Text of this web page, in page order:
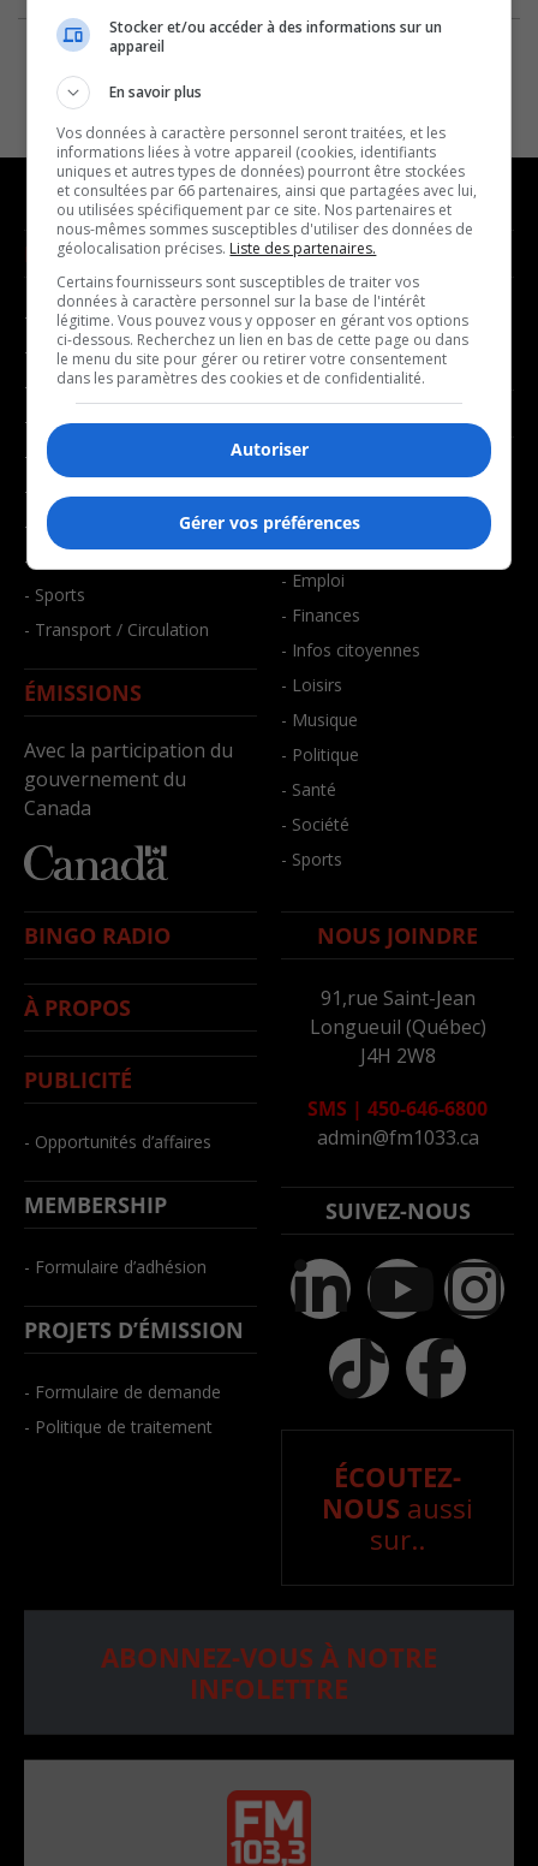
NOUVELLES
- Affaires municipales
- Communauté / Social
- Culture
- Économie
- Éducation
- Environnement
- Faits divers
- Santé et bien-être
- Sports
- Transport / Circulation
ÉMISSIONS
Avec la participation du
gouvernement du
Canada
MUSIQUE
- Décompte franco
- Joué récemment
BALADOS
- Affaires
- Art de vivre
- Bien-être
- Emploi
- Finances
- Infos citoyennes
- Loisirs
- Musique
- Politique
- Santé
- Société
- Sports
BINGO RADIO
À PROPOS
PUBLICITÉ
- Opportunités d’affaires
MEMBERSHIP
- Formulaire d’adhésion
PROJETS D’ÉMISSION
- Formulaire de demande
- Politique de traitement
NOUS JOINDRE
91,rue Saint-Jean
Longueuil (Québec)
J4H 2W8
SMS | 450-646-6800
admin@fm1033.ca
SUIVEZ-NOUS
ÉCOUTEZ-
NOUS aussi
sur..
ABONNEZ-VOUS À NOTRE
INFOLETTRE
Stocker et/ou accéder à des informations sur un
appareil
En savoir plus
Vos données à caractère personnel seront traitées, et les
informations liées à votre appareil (cookies, identifiants
uniques et autres types de données) pourront être stockées
et consultées par 66 partenaires, ainsi que partagées avec lui,
ou utilisées spécifiquement par ce site. Nos partenaires et
nous-mêmes sommes susceptibles d'utiliser des données de
géolocalisation précises. Liste des partenaires.
Certains fournisseurs sont susceptibles de traiter vos
données à caractère personnel sur la base de l'intérêt
légitime. Vous pouvez vous y opposer en gérant vos options
ci-dessous. Recherchez un lien en bas de cette page ou dans
le menu du site pour gérer ou retirer votre consentement
dans les paramètres des cookies et de confidentialité.
Autoriser
Gérer vos préférences